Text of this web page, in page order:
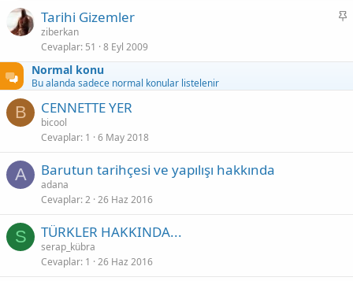
S
Tarihi Gizemler
ziberkan
Cevaplar 51 8 Eyl 2009
Normal konu
Bu alanda sadece normal konular listelenir
B CENNETTE YER
bicool
Cevaplar 1 6 May 2018
A Barutun tarihçesi ve yapılışı hakkında
adana
Cevaplar 2 26 Haz 2016
S TÜRKLER HAKKINDA...
serap_kübra
Cevaplar 1 26 Haz 2016